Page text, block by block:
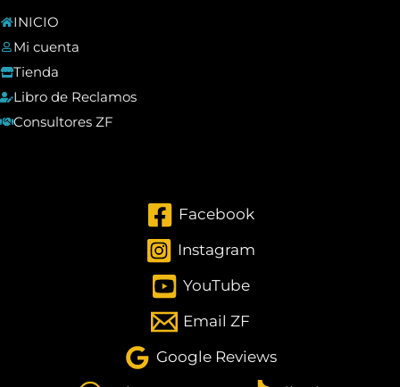
INICIO
Mi cuenta
Tienda
Libro de Reclamos
Consultores ZF
Facebook
Instagram
YouTube
Email ZF
Google Reviews